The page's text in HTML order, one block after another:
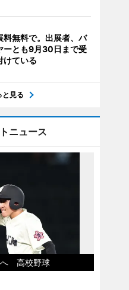
料無料で。出展者、バ
ーとも9月30日まで受
けている
と見る
ニュース
へ 高校野球